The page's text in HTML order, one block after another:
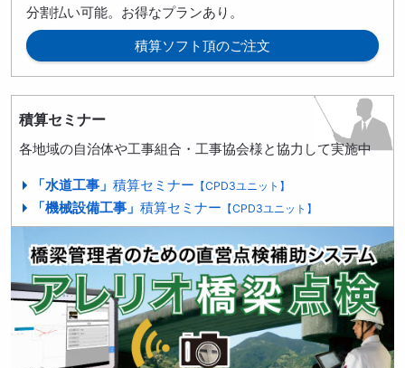
分割払い可能。お得なプランあり。
積算ソフト頂のご注文
積算セミナー
各地域の自治体や工事組合・工事協会様と協力して実施中
「水道工事」 積算セミナー 【CPD3ユニット】
「機械設備工事」 積算セミナー 【CPD3ユニット】